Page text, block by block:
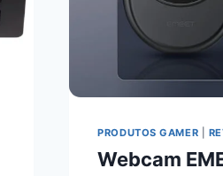
PRODUTOS GAMER
Webcam